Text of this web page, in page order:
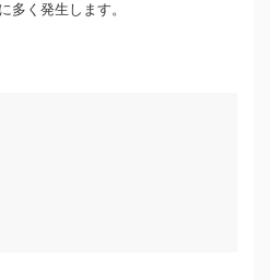
多く発生します。